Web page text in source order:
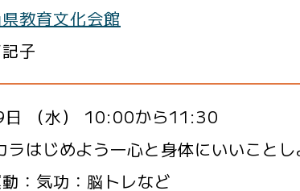
教育文化会館
子
日 （水） 10:00から11:30
はじめよう―心と身体にいいことし
動：気功：脳トレなど